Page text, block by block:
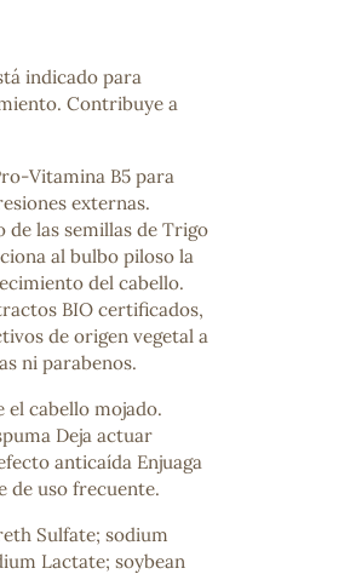
indicado para
Contribuye a
Vitamina B5 para
externas.
las semillas de Trigo
al bulbo piloso la
del cabello.
BIO certificados,
de origen vegetal a
ni parabenos.
el cabello mojado.
Deja actuar
anticaída Enjuaga
de uso frecuente.
Sulfate; sodium
Lactate; soybean